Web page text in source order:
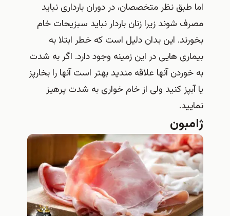
اما طبق نظر متخصصان، در دوران بارداری نباید
مصرف شوند زیرا زنان باردار نباید سبزیحات خام
بخورند. این بدان دلیل است که خطر ابتلا به
بیماری هایی در این زمینه وجود دارد. اگر به شدت
به خوردن آنها علاقه مندید بهتر است آنها را بخارپز
یا آبپز کنید ولی از خام خواری به شدت پرهیز
نمایید.
ژامبون